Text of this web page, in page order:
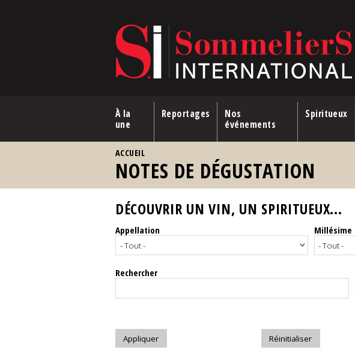
À la
une
Reportages
Nos
événements
Spiritueux
ACCUEIL
NOTES DE DÉGUSTATION
DÉCOUVRIR UN VIN, UN SPIRITUEUX...
Appellation Millésime
Rechercher